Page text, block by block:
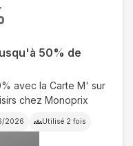
50% de
avec la Carte M' sur
chez Monoprix
2026 Utilisé 2 fois